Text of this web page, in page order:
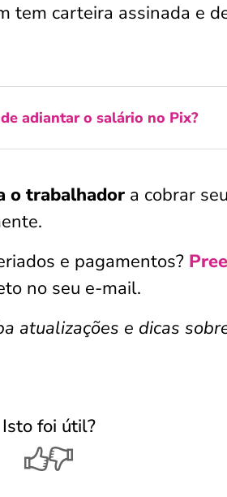
tem carteira assinada e
adiantar o salário no Pix?
o trabalhador a cobrar
e pagamentos?
no seu e-mail.
atualizações e dicas
Isto foi útil?